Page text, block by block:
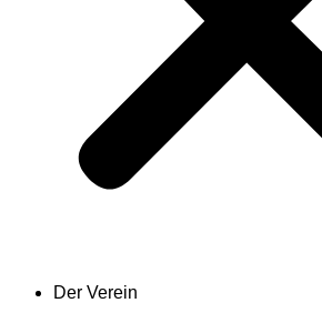
Der Verein